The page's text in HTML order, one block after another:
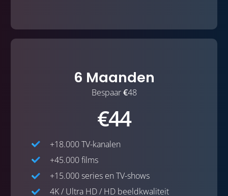
6 Maanden
Bespaar€48
€44
+18.000 TV-kanalen
+45.000 films
+15.000 series en TV-shows
4K / Ultra HD / HD beeldkwaliteit